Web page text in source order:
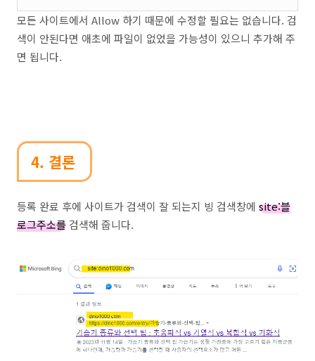
모든 사이트에서 Allow 하기 때문에 수정할 필요는 없습니다. 검
색이 안된다면 애초에 파일이 없었을 가능성이 있으니 추가해 주
면 됩니다.
4. 결론
등록 완료 후에 사이트가 검색이 잘 되는지 빙 검색창에 site:블
로그주소를 검색해 줍니다.